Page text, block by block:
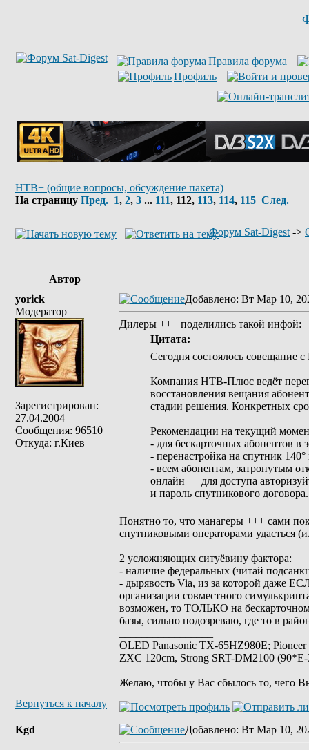
Правила форума
Профиль
НТВ+ (общие вопросы, обсуждение пакета)
На страницу Пред. 1, 2, 3 ... 111, 112, 113, 114, 115 След.
Форум Sat-Digest ->
Автор
yorick
Модератор
Зарегистрирован:
27.04.2004
Сообщения: 96510
Откуда: г.Киев
Добавлено: Вт Мар 10,
Дилеры +++ поделились такой инфой:
Цитата:
Сегодня состоялось совещание
Компания НТВ‑Плюс ведёт
восстановления вещания
стадии решения. Конкретных
Рекомендации на текущий
- для бескарточных абонентов в
- перенастройка на спутник
- всем абонентам, затронутым
онлайн — для доступа
и пароль спутникового договора.
Понятно то, что манагеры +++ сами
спутниковыми операторами удасться
2 усложняющих ситуёвину фактора:
- наличие федеральных (читай
- дырявость Via, из за которой даже
организации совместного
возможен, то ТОЛЬКО на
базы, сильно подозреваю, где то в
OLED Panasonic TX-65HZ980E;
ZXC 120cm, Strong SRT-DM2100
Желаю, чтобы у Вас сбылось то, чего
Вернуться к началу
Kgd Добавлено: Вт Мар 10,